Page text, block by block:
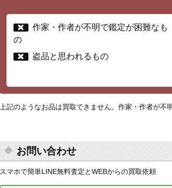
作家・作者が不明で鑑定が困難なも
の
盗品と思われるもの
上記のようなお品は買取できません。作家・作者が
お問い合わせ
スマホで簡単LINE無料査定とWEBからの買取依頼